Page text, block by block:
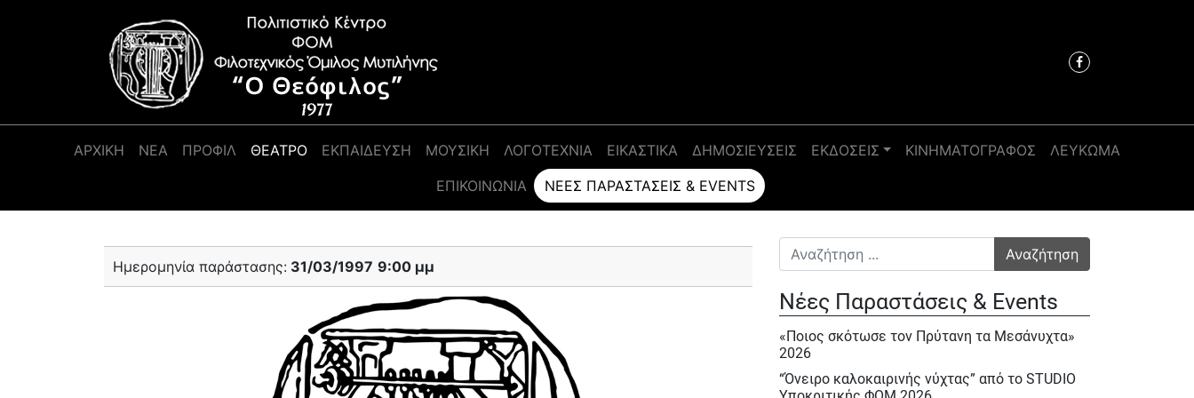
Κύρια πλοήγηση
ΑΡΧΙΚΉ ΝΕΑ ΠΡΟΦΊΛ ΘΕΑΤΡΟ ΕΚΠΑΙΔΕΥΣΗ ΜΟΥΣΙΚΗ ΛΟΓΟΤΕΧΝΙΑ ΕΙΚΑΣΤΙΚΑ ΔΗΜΟΣΙΕΥΣΕΙΣ ΕΚΔΟΣΕΙΣ ΚΙΝΗΜΑΤΟΓΡΑΦΟΣ
ΛΕΥΚΩΜΑ
ΕΠΙΚΟΙΝΩΝΊΑ
ΝΈΕΣ ΠΑΡΑΣΤΆΣΕΙΣ & EVENTS
Ημερομηνία παράστασης: 31/03/1997 9:00 μμ
Αναζήτηση για:
Νέες Παραστάσεις & Events
«Ποιος σκότωσε τον Πρύτανη τα Μεσάνυχτα»
2026
“Όνειρο καλοκαιρινής νύχτας” από το STUDIO